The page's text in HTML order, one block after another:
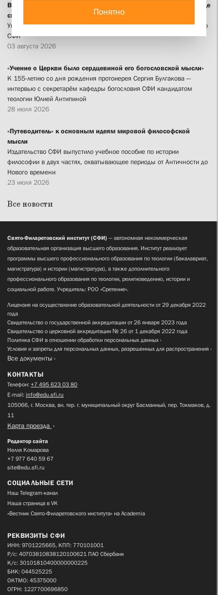
Вышел сборник песнопений божественной литургии в переводе
священника Георгия Кочеткова
Уникальный нотный сборник подготовило и выпустило издательство
СФИ
03 августа 2026
«Учение о Церкви было сердцевиной его богословской мысли»
К 155-летию со дня рождения протоиерея Сергия Булгакова —
интервью с секретарём кафедры богословия СФИ кандидатом
теологии Юлией Антипиной
28 июля 2026
«Путеводитель» к основным идеям мировой философской
мысли
Издательство СФИ выпустило учебное пособие по истории
философии в двух частях, охватывающее периоды от Античности до
Нового времени
23 июля 2026
Все новости
Понятно
Свято-Филаретовский институт (СФИ) — автономная некоммерческая
образовательная организация высшего образования. Институт реализует
программы высшего профессионального образования по теологии (бакалавриат,
магистратура) и истории (магистратура), а также дополнительного
профессионального образования по теологии, религиоведению, истории и
социальной работе. Учредитель: РОО «Сретение».
Лицензия на осуществление образовательной деятельности от 29 декабря 2022
года
Свидетельство о государственной аккредитации от 26 января 2023 года
Свидетельство о церковной аккредитации № 26 от 1 декабря 2022 года
Политика СФИ в отношении обработки персональных данных
Условия и запреты для персональных данных, разрешенных для распространения
Все документы
КОНТАКТЫ
Телефон: +7 495 623 03 80
E-mail: info@edu.sfi.ru
105066, г. Москва, вн. тер. г. муниципальный округ Басманный, пер. Токмаков, д.
11
Карта проезда
Редактор сайта
Нелля Комарова
+7 977 640 59 67
site@edu.sfi.ru
СОЦИАЛЬНЫЕ СЕТИ
Наш Telegram-канал
Наша страница в VK
«Вестник Свято-Филаретовского института» на Academia
РЕКВИЗИТЫ СФИ
ИНН: 9701225665, КПП: 770101001
Р/с: 40703810838120100621 ПАО Сбербанк
К/с: 30101810400000000225
БИК: 044525225
ОКТМО: 45375000
ОГРН: 1227700696850